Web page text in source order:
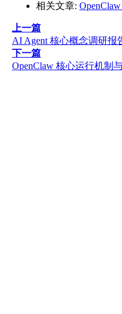
相关文章:
上一篇
AI Agent 核心概念调研报
下一篇
OpenClaw 核心运行机制